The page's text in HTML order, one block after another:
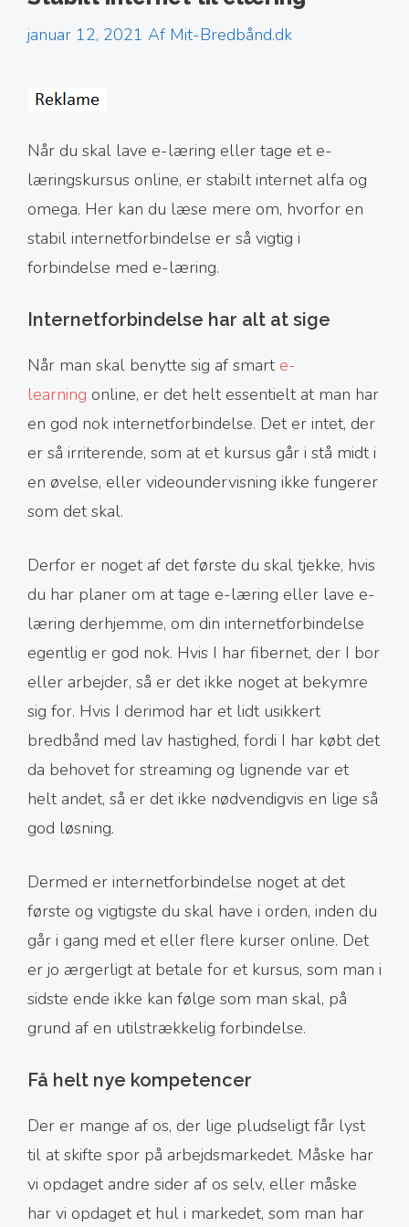
januar 12, 2021 Af Mit-Bredbånd.dk
Når du skal lave e-læring eller tage et e-
læringskursus online, er stabilt internet alfa og
omega. Her kan du læse mere om, hvorfor en
stabil internetforbindelse er så vigtig i
forbindelse med e-læring.
Internetforbindelse har alt at sige
Når man skal benytte sig af smart e-
learning online, er det helt essentielt at man har
en god nok internetforbindelse. Det er intet, der
er så irriterende, som at et kursus går i stå midt i
en øvelse, eller videoundervisning ikke fungerer
som det skal.
Derfor er noget af det første du skal tjekke, hvis
du har planer om at tage e-læring eller lave e-
læring derhjemme, om din internetforbindelse
egentlig er god nok. Hvis I har fibernet, der I bor
eller arbejder, så er det ikke noget at bekymre
sig for. Hvis I derimod har et lidt usikkert
bredbånd med lav hastighed, fordi I har købt det
da behovet for streaming og lignende var et
helt andet, så er det ikke nødvendigvis en lige så
god løsning.
Dermed er internetforbindelse noget at det
første og vigtigste du skal have i orden, inden du
går i gang med et eller flere kurser online. Det
er jo ærgerligt at betale for et kursus, som man i
sidste ende ikke kan følge som man skal, på
grund af en utilstrækkelig forbindelse.
Få helt nye kompetencer
Der er mange af os, der lige pludseligt får lyst
til at skifte spor på arbejdsmarkedet. Måske har
vi opdaget andre sider af os selv, eller måske
har vi opdaget et hul i markedet, som man har